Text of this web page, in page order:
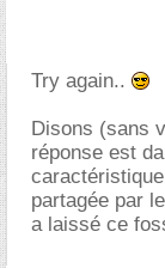
Try again..
Disons (sans
réponse est
partagée par
a laissé ce